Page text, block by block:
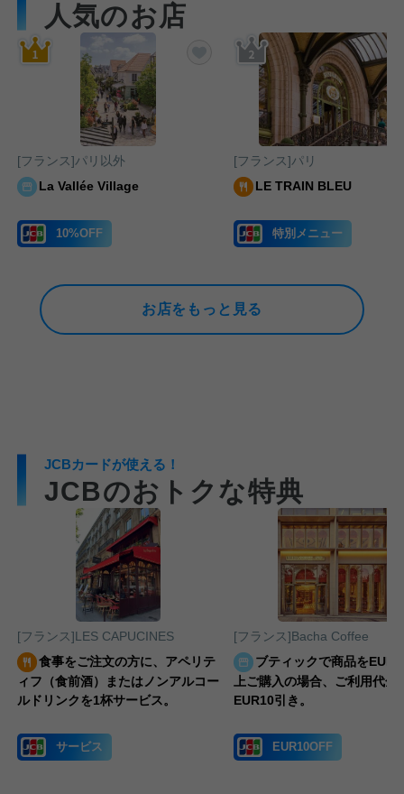
人気のお店
に入りに追加する
La Vallée Village
[フランス]パリ以外
10%OFF
お気に入りに追加する
LE TRAIN BLEU
[フランス]パリ
特別メニュー
お店をもっと見る
JCBカードが使える！
JCBのおトクな特典
plans-
食事をご注文の方に、アペリテ
ィフ（食前酒）またはノンアルコー
ルドリンクを1杯サービス。
[フランス]LES CAPUCINES
サービス
ブティックで商品を
上ご購入の場合、ご利用代金
EUR10引き。
[フランス]Bacha Coffee
EUR10OFF